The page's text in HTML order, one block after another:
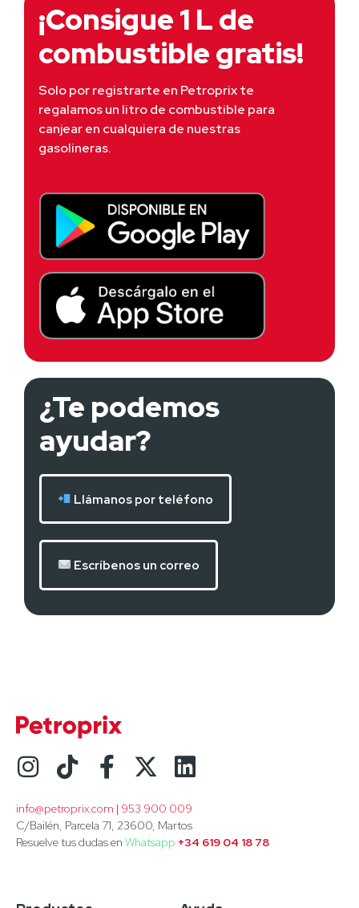
¡Consigue 1 L de
combustible gratis!
Solo por registrarte en Petroprix te
regalamos un litro de combustible para
canjear en cualquiera de nuestras
gasolineras.
¿Te podemos
ayudar?
Llámanos por teléfono
Escríbenos un correo
info@petroprix.com | 953 900 009
C/Bailén, Parcela 71, 23600, Martos
Resuelve tus dudas en Whatsapp +34 619 04 18 78